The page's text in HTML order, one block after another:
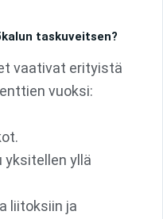
taskuveitsen?
vaativat erityistä
vuoksi:
yksitellen yllä
liitoksiin ja